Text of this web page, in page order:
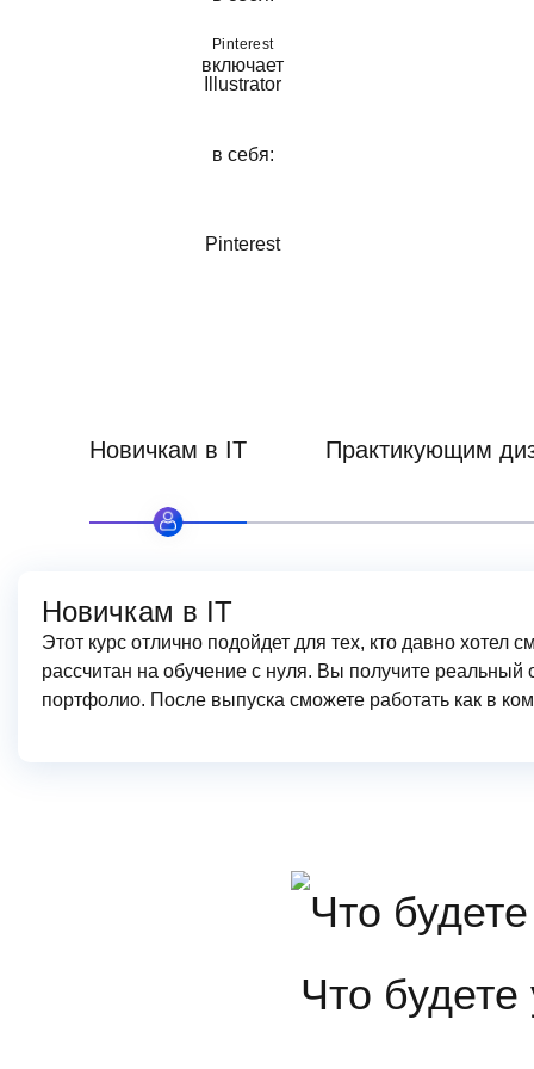
Pinterest
Новичкам в IT Практикующим
Новичкам в IT
Этот курс отлично подойдет для тех, кто давно хотел
рассчитан на обучение с нуля. Вы получите
портфолио. После выпуска сможете работать как в
Что